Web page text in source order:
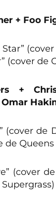
+ Foo
Star”
(cover de
+
(cover
de
(cover